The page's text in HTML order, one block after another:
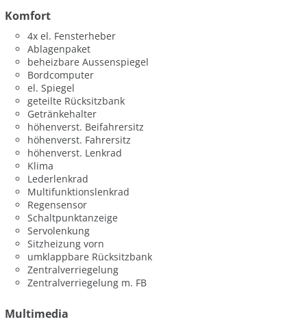
Komfort
4x el. Fensterheber
Ablagenpaket
beheizbare Aussenspiegel
Bordcomputer
el. Spiegel
geteilte Rücksitzbank
Getränkehalter
höhenverst. Beifahrersitz
höhenverst. Fahrersitz
höhenverst. Lenkrad
Klima
Lederlenkrad
Multifunktionslenkrad
Regensensor
Schaltpunktanzeige
Servolenkung
Sitzheizung vorn
umklappbare Rücksitzbank
Zentralverriegelung
Zentralverriegelung m. FB
Multimedia